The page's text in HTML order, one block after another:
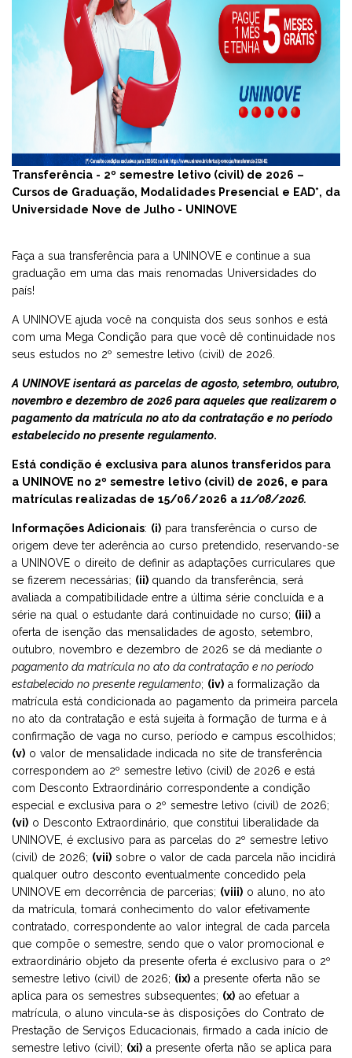
TRANSFERÊNCIA
VOLTE A SER 10
ESPECIALIZAÇÃO E MBA
PÓS-GRADUAÇÃO MÉDICA -APRIMORAMENTO EM CIRURGIA
GERAL
APRIMORAMENTO
ESPECIALIZAÇÃO TÉCNICA
EJA - EDUCAÇÃO PARA JOVENS E ADULTOS
FIES
PROUNI
GRADUAÇÃO
ESPECIALIZAÇÃO E MBA
MESTRADO E DOUTORADO
CURSOS TÉCNICOS
APRIMORAMENTO
AVALIAÇÃO INSTITUCIONAL
FALE CONOSCO
DIRETORIA DE PESQUISA
BENEFÍCIOS AO ALUNO
E-BOOKS
ESTÁGIO E CARREIRA
AMBULATÓRIO INTEGRADO DE SAÚDE
NAPP
UNIDADES
FACULDADES
FACULDADE NOVE DE JULHO DE BAURU
FACULDADE NOVE DE JULHO DE GUARULHOS
FACULDADE NOVE DE JULHO DE MAUÁ
SEJA UM POLO PARCEIRO
RESULTADOS E MATRÍCULA
MEDICINA
FACULDADES NOVE DE JULHO
MESTRADO E DOUTORADO
CURSOS TÉCNICOS
EJA
PÓS-GRADUAÇÃO MÉDICA -APRIMORAMENTO EM CIRURGIA
GERAL
ENSINO REGULAR E EJA
Transferência - 2º semestre letivo (civil) de 2026 –
Cursos de Graduação, Modalidades Presencial e EAD*, da
Universidade Nove de Julho - UNINOVE
Faça a sua transferência para a UNINOVE e continue a sua
graduação em uma das mais renomadas Universidades do
país!
A UNINOVE ajuda você na conquista dos seus sonhos e está
com uma Mega Condição para que você dê continuidade nos
seus estudos no 2º semestre letivo (civil) de 2026.
A UNINOVE isentará as parcelas de agosto, setembro, outubro,
novembro e dezembro de 2026 para aqueles que realizarem o
pagamento da matrícula no ato da contratação e no período
estabelecido no presente regulamento.
Está condição é exclusiva para alunos transferidos para
a UNINOVE no 2º semestre letivo (civil) de 2026, e para
matrículas realizadas de 15/06/2026 a 11/08/2026.
Informações Adicionais: (i) para transferência o curso de
origem deve ter aderência ao curso pretendido, reservando-se
a UNINOVE o direito de definir as adaptações curriculares que
se fizerem necessárias; (ii) quando da transferência, será
avaliada a compatibilidade entre a última série concluída e a
série na qual o estudante dará continuidade no curso; (iii) a
oferta de isenção das mensalidades de agosto, setembro,
outubro, novembro e dezembro de 2026 se dá mediante o
pagamento da matrícula no ato da contratação e no período
estabelecido no presente regulamento; (iv) a formalização da
matrícula está condicionada ao pagamento da primeira parcela
no ato da contratação e está sujeita à formação de turma e à
confirmação de vaga no curso, período e campus escolhidos;
(v) o valor de mensalidade indicada no site de transferência
correspondem ao 2º semestre letivo (civil) de 2026 e está
com Desconto Extraordinário correspondente a condição
especial e exclusiva para o 2º semestre letivo (civil) de 2026;
(vi) o Desconto Extraordinário, que constitui liberalidade da
UNINOVE, é exclusivo para as parcelas do 2º semestre letivo
(civil) de 2026; (vii) sobre o valor de cada parcela não incidirá
qualquer outro desconto eventualmente concedido pela
UNINOVE em decorrência de parcerias; (viii) o aluno, no ato
da matrícula, tomará conhecimento do valor efetivamente
contratado, correspondente ao valor integral de cada parcela
que compõe o semestre, sendo que o valor promocional e
extraordinário objeto da presente oferta é exclusivo para o 2º
semestre letivo (civil) de 2026; (ix) a presente oferta não se
aplica para os semestres subsequentes; (x) ao efetuar a
matrícula, o aluno vincula-se às disposições do Contrato de
Prestação de Serviços Educacionais, firmado a cada início de
semestre letivo (civil); (xi) a presente oferta não se aplica para